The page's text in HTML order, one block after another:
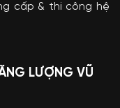
cấp & thi công hệ
LƯỢNG VŨ